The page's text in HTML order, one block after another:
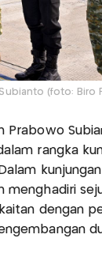
(foto: Biro
Prabowo
rangka
menghadiri
dengan